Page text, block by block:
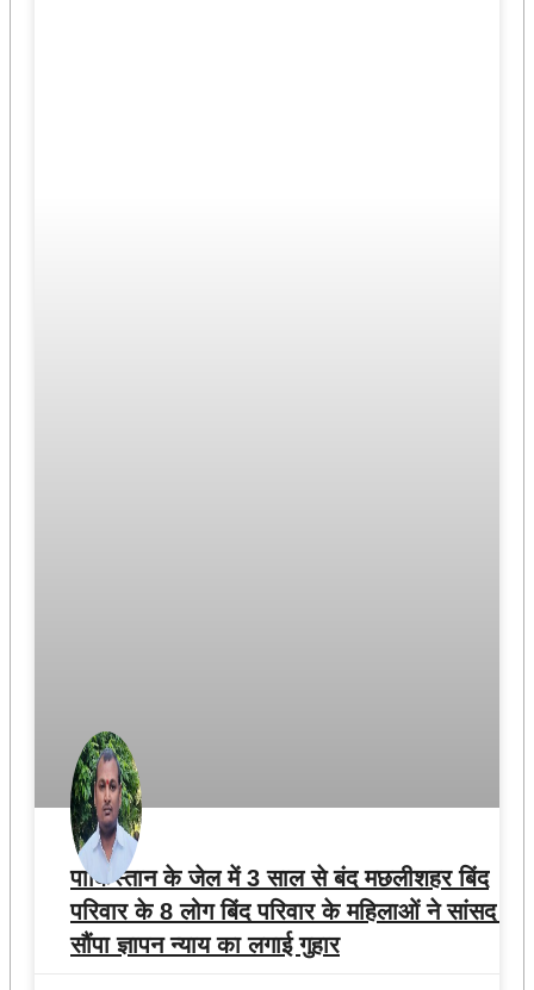
पाकिस्तान के जेल में 3 साल से बंद मछलीशहर बिंद
परिवार के 8 लोग बिंद परिवार के महिलाओं ने सांसद को
सौंपा ज्ञापन न्याय का लगाई गुहार